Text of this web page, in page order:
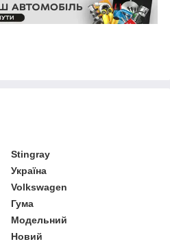
Stingray
Україна
Volkswagen
Гума
Модельний
Новий